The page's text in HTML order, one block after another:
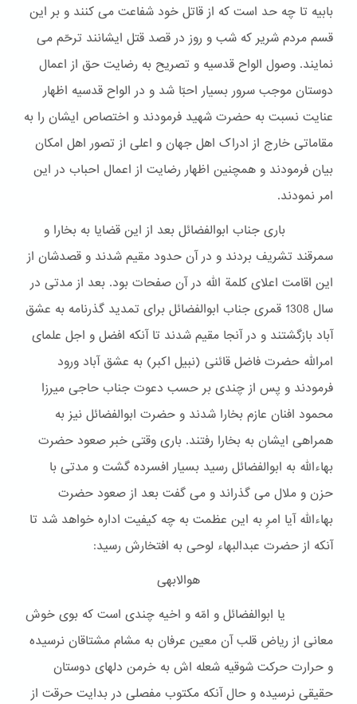
بابیه تا چه حد است که از قاتل خود شفاعت می کنند و بر این
قسم مردم شریر که شب و روز در قصد قتل ایشانند ترحّم می
نمایند. وصول الواح قدسیه و تصریح به رضایت حق از اعمال
دوستان موجب سرور بسیار احبّا شد و در الواح قدسیه اظهار
عنایت نسبت به حضرت شهید فرمودند و اختصاص ایشان را به
مقاماتی خارج از ادراک اهل جهان و اعلی از تصور اهل امکان
بیان فرمودند و همچنین اظهار رضایت از اعمال احباب در این
امر نمودند.
باری جناب ابوالفضائل بعد از این قضایا به بخارا و
سمرقند تشریف بردند و در آن حدود مقیم شدند و قصدشان از
این اقامت اعلای کلمة الله در آن صفحات بود. بعد از مدتی در
سال 1308 قمری جناب ابوالفضائل برای تمدید گذرنامه به عشق
آباد بازگشتند و در آنجا مقیم شدند تا آنکه افضل و اجل علمای
امرالله حضرت فاضل قائنی (نبیل اکبر) به عشق آباد ورود
فرمودند و پس از چندی بر حسب دعوت جناب حاجی میرزا
محمود افنان عازم بخارا شدند و حضرت ابوالفضائل نیز به
همراهی ایشان به بخارا رفتند. باری وقتی خبر صعود حضرت
بهاءالله به ابوالفضائل رسید بسیار افسرده گشت و مدتی با
حزن و ملال می گذراند و می گفت بعد از صعود حضرت
بهاءالله آیا امرِ به این عظمت به چه کیفیت اداره خواهد شد تا
آنکه از حضرت عبدالبهاء لوحی به افتخارش رسید:
هوالابهی
یا ابوالفضائل و امّه و اخیه چندی است که بوی خوش
معانی از ریاض قلب آن معین عرفان به مشام مشتاقان نرسیده
و حرارت حرکت شوقیه شعله اش به خرمن دلهای دوستان
حقیقی نرسیده و حال آنکه مکتوب مفصلی در بدایت حرقت از